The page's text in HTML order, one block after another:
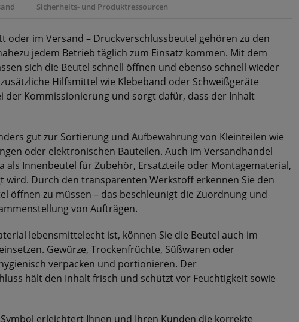
Sicherheits- und Produktressourcen
oder im Versand – Druckverschlussbeutel gehören zu den
jedem Betrieb täglich zum Einsatz kommen. Mit dem
sich die Beutel schnell öffnen und ebenso schnell wieder
Hilfsmittel wie Klebeband oder Schweißgeräte
der Kommissionierung und sorgt dafür, dass der Inhalt
gut zur Sortierung und Aufbewahrung von Kleinteilen wie
oder elektronischen Bauteilen. Auch im Versandhandel
als Innenbeutel für Zubehör, Ersatzteile oder Montagematerial,
wird. Durch den transparenten Werkstoff erkennen Sie den
öffnen zu müssen – das beschleunigt die Zuordnung und
von Aufträgen.
lebensmittelecht ist, können Sie die Beutel auch im
Gewürze, Trockenfrüchte, Süßwaren oder
verpacken und portionieren. Der
hält den Inhalt frisch und schützt vor Feuchtigkeit sowie
erleichtert Ihnen und Ihren Kunden die korrekte